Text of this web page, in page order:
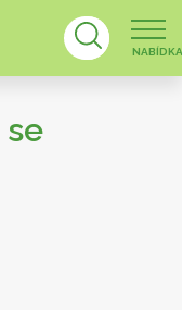
NABÍDKA
se